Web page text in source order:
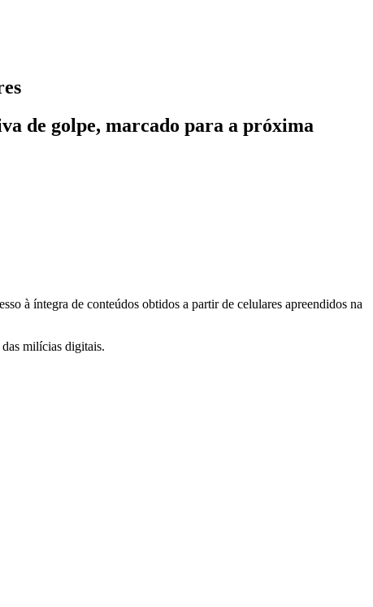
de golpe, marcado para a próxima
à íntegra de conteúdos obtidos a partir de celulares apreendidos na
milícias digitais.